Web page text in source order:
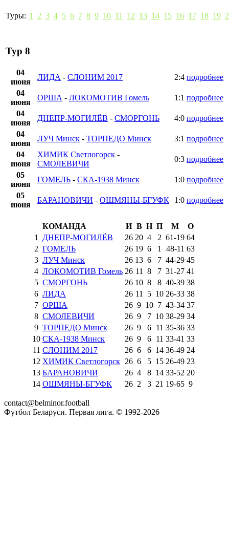
Туры: 1 2 3 4 5 6 7 8 9 10 11 12 13 14 15 16 17 18 19
Тур 8
04
июня
ЛИДА - СЛОНИМ 2017 2:4 подробнее
04
июня
ОРША - ЛОКОМОТИВ Гомель 1:1 подробнее
04
июня
ДНЕПР-МОГИЛЁВ - СМОРГОНЬ 4:0 подробнее
04
июня
ЛУЧ Минск - ТОРПЕДО Минск 3:1 подробнее
04
июня
ХИМИК Светлогорск -
СМОЛЕВИЧИ
0:3 подробнее
05
июня
ГОМЕЛЬ - СКА-1938 Минск 1:0 подробнее
05
июня
БАРАНОВИЧИ - ОШМЯНЫ-БГУФК 1:0 подробнее
КОМАНДА И В Н П М
О
1
ДНЕПР-МОГИЛЁВ 26 20 4 2 61-19 64
2 ГОМЕЛЬ 26 19 6 1 48-11 63
3 ЛУЧ Минск 26 13 6 7 44-29 45
4 ЛОКОМОТИВ Гомель 26 11 8 7 31-27 41
5 СМОРГОНЬ 26 10 8 8 40-39 38
6 ЛИДА 26 11 5 10 26-33 38
7 ОРША 26 9 10 7 43-34 37
8 СМОЛЕВИЧИ 26 9 7 10 38-29 34
9 ТОРПЕДО Минск 26 9 6 11 35-36 33
10 СКА-1938 Минск 26 9 6 11 33-41 33
11 СЛОНИМ 2017 26 6 6 14 36-49 24
12 ХИМИК Светлогорск 26 6 5 15 26-49 23
13 БАРАНОВИЧИ 26 4 8 14 33-52 20
14 ОШМЯНЫ-БГУФК 26 2 3 21 19-65 9
contact@belminor.football
Футбол Беларуси. Первая лига. © 1992-2026